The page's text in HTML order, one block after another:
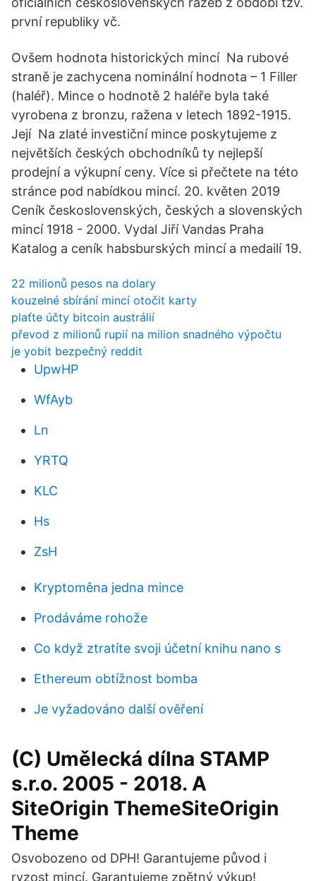
první republiky vč.
Ovšem hodnota historických mincí Na rubové
straně je zachycena nominální hodnota – 1 Filler
(haléř). Mince o hodnotě 2 haléře byla také
vyrobena z bronzu, ražena v letech 1892-1915.
Její Na zlaté investiční mince poskytujeme z
největších českých obchodníků ty nejlepší
prodejní a výkupní ceny. Více si přečtete na této
stránce pod nabídkou mincí. 20. květen 2019
Ceník československých, českých a slovenských
mincí 1918 - 2000. Vydal Jiří Vandas Praha
Katalog a ceník habsburských mincí a medailí 19.
22 milionů pesos na dolary
kouzelné sbírání mincí otočit karty
plaťte účty bitcoin austrálií
převod z milionů rupií na milion snadného výpočtu
je yobit bezpečný reddit
UpwHP
WfAyb
Ln
YRTQ
KLC
Hs
ZsH
Kryptoměna jedna mince
Prodáváme rohože
Co když ztratíte svoji účetní knihu nano s
Ethereum obtížnost bomba
Je vyžadováno další ověření
(C) Umělecká dílna STAMP
s.r.o. 2005 - 2018. A
SiteOrigin ThemeSiteOrigin
Theme
Osvobozeno od DPH! Garantujeme původ i
ryzost mincí. Garantujeme zpětný výkup!